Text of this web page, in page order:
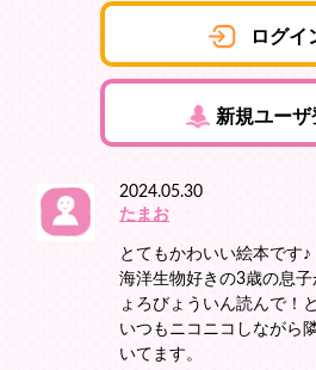
ログイ
新規ユーザ
2024.05.30
たまお
とてもかわいい絵本です♪
海洋生物好きの3歳の息
ょろびょういん読んで！
いつもニコニコしながら
いてます。